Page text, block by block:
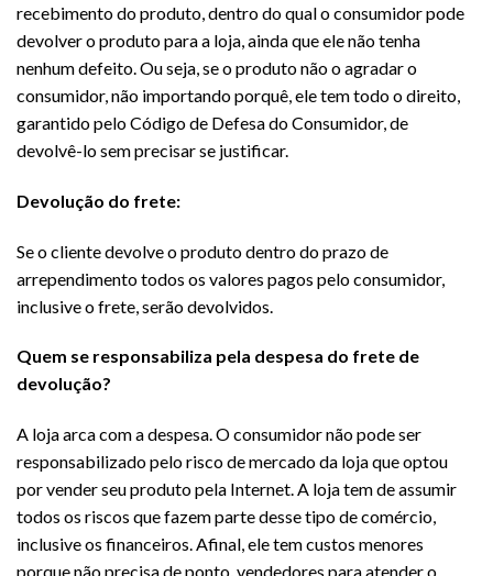
recebimento do produto, dentro do qual o consumidor pode
devolver o produto para a loja, ainda que ele não tenha
nenhum defeito. Ou seja, se o produto não o agradar o
consumidor, não importando porquê, ele tem todo o direito,
garantido pelo Código de Defesa do Consumidor, de
devolvê-lo sem precisar se justificar.
Devolução do frete:
Se o cliente devolve o produto dentro do prazo de
arrependimento todos os valores pagos pelo consumidor,
inclusive o frete, serão devolvidos.
Quem se responsabiliza pela despesa do frete de
devolução?
A loja arca com a despesa. O consumidor não pode ser
responsabilizado pelo risco de mercado da loja que optou
por vender seu produto pela Internet. A loja tem de assumir
todos os riscos que fazem parte desse tipo de comércio,
inclusive os financeiros. Afinal, ele tem custos menores
porque não precisa de ponto, vendedores para atender o